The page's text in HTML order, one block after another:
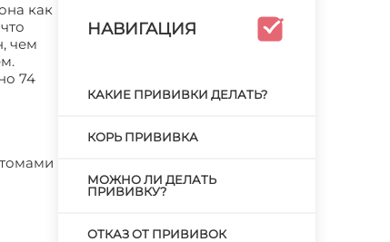
как
чем
74
НАВИГАЦИЯ
КАКИЕ ПРИВИВКИ ДЕЛАТЬ?
КОРЬ ПРИВИВКА
МОЖНО ЛИ ДЕЛАТЬ
ПРИВИВКУ?
ОТКАЗ ОТ ПРИВИВОК